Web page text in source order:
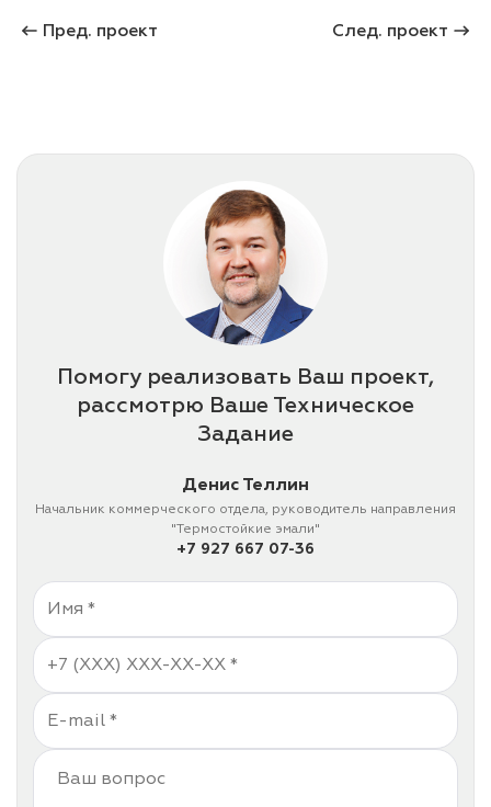
Пред. проект След. проект
Помогу реализовать Ваш проект,
рассмотрю Ваше Техническое
Задание
Денис Теллин
Начальник коммерческого отдела, руководитель направления
"Термостойкие эмали"
+7 927 667 07-36